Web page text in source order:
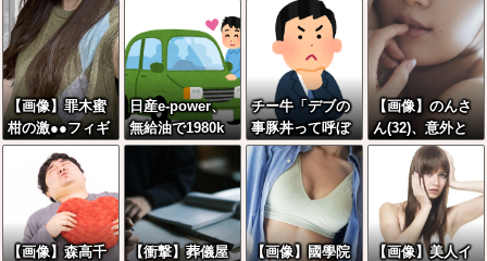
【画像】罪木蜜
柑の激●●フィギ
ュアwwwwwww
日産e-power、
無給油で1980k
m走行しギネス
記録を達成！→
山頂から下って
るだけでした…
チー牛「デブの
事豚丼って呼ぼ
うぜ！」←これ
が流行らなかっ
た理由
【画像】のんさ
ん(32)、意外と
豊満な●●●●ww
wwwww
【画像】森高千
【衝撃】葬儀屋
【画像】國學院
【画像】美人イ